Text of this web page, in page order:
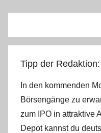
Tipp der Redaktion:
In den kommenden
Börsengänge zu
zum IPO in attraktive
Depot kannst du